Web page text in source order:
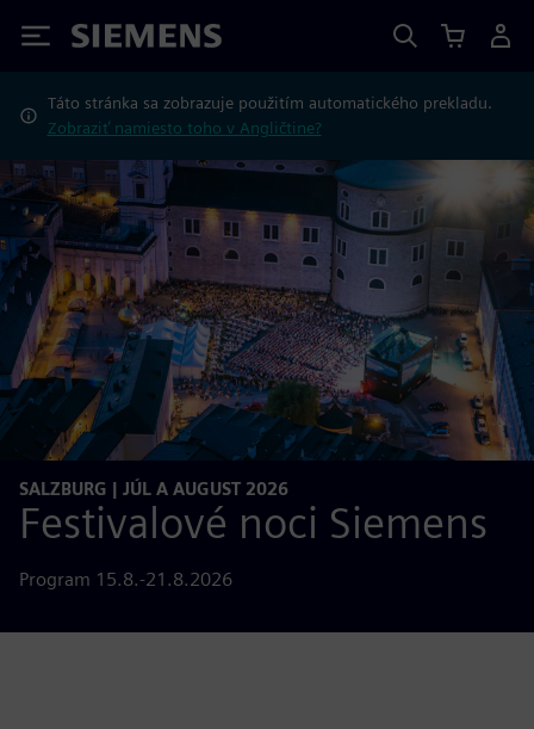
Siemens
Táto stránka sa zobrazuje použitím automatického prekladu.
Zobraziť namiesto toho v Angličtine?
SALZBURG | JÚL A AUGUST 2026
Festivalové noci Siemens
Program 15.8.-21.8.2026